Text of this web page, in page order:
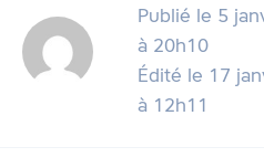
Publié le 5
à 20h10
Édité le 17
à 12h11